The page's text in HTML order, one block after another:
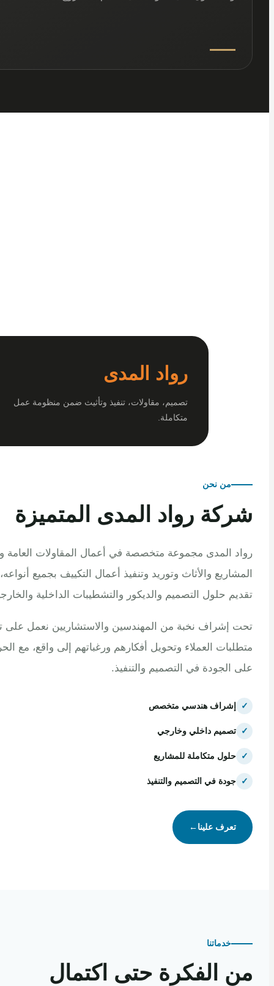
رواد المدى
تصميم، مقاولات، تنفيذ وتأثيث ضمن منظومة عمل
من نحن
رواد المدى المتميزة
المدى مجموعة متخصصة في أعمال المقاولات العامة وتنفيذ
والأثاث وتوريد وتنفيذ أعمال التكييف بجميع أنواعه، مع
حلول التصميم والديكور والتشطيبات الداخلية والخارجية.
إشراف نخبة من المهندسين والاستشاريين نعمل على تلبية
العملاء وتحويل أفكارهم ورغباتهم إلى واقع، مع الحرص
في التصميم والتنفيذ.
إشراف هندسي متخصص
تصميم داخلي وخارجي
حلول متكاملة للمشاريع
جودة في التصميم والتنفيذ
تعرف علينا←
خدماتنا
الفكرة حتى اكتمال